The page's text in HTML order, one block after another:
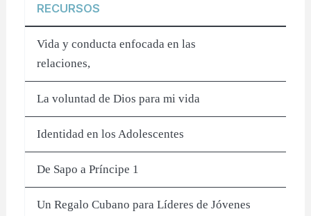
RECURSOS
Vida y conducta enfocada en las
relaciones,
La voluntad de Dios para mi vida
Identidad en los Adolescentes
De Sapo a Príncipe 1
Un Regalo Cubano para Líderes de Jóvenes